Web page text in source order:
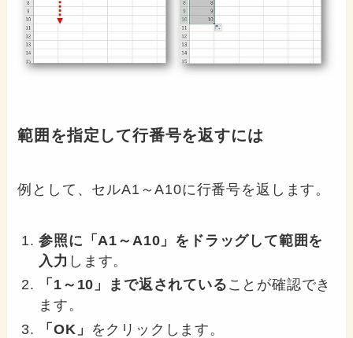
範囲を指定して行番号を返すには
例として、セルA1～A10に行番号を返します。
参照に「A1～A10」をドラッグして範囲を
入力 します。
「1～10」まで返されている ことが確認でき
ます。
「OK」
をクリックします。